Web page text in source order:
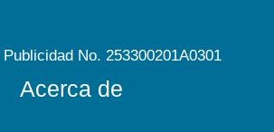
No. 253300201A0301
Acerca de